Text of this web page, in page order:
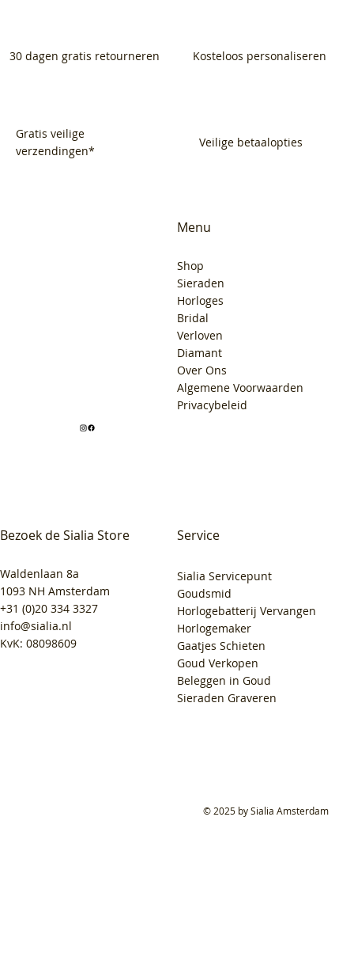
30 dagen gratis retourneren Kosteloos personaliseren
Gratis veilige
verzendingen*
Veilige betaalopties
Bezoek de Sialia Store
Waldenlaan 8a
1093 NH Amsterdam
+31 (0)20 334 3327
info@sialia.nl
KvK: 08098609
Menu
Shop
Sieraden
Horloges
Bridal
Verloven
Diamant
Over Ons
Algemene Voorwaarden
Privacybeleid
Service
Sialia Servicepunt
Goudsmid
Horlogebatterij Vervangen
Horlogemaker
Gaatjes Schieten
Goud Verkopen
Beleggen in Goud
Sieraden Graveren
© 2025 by Sialia Amsterdam